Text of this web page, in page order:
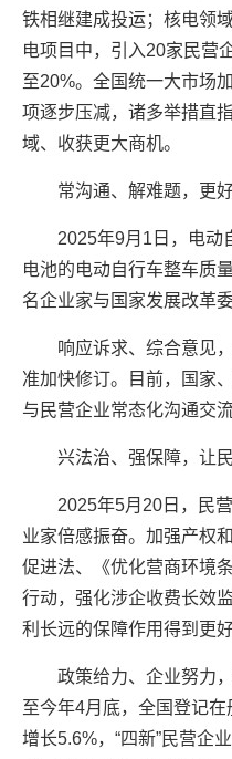
铁相继建成投运；核电领
电项目中，引入20家民营
至20%。全国统一大市场
项逐步压减，诸多举措直
域、收获更大商机。
常沟通、解难题，更好
2025年9月1日，电动
电池的电动自行车整车质
名企业家与国家发展改革
响应诉求、综合意见，
准加快修订。目前，国家
与民营企业常态化沟通交
兴法治、强保障，让民
2025年5月20日，民营
业家倍感振奋。加强产权
促进法、《优化营商环境
行动，强化涉企收费长效
利长远的保障作用得到更好
政策给力、企业努力，
至今年4月底，全国登记
增长5.6%，“四新”民营企